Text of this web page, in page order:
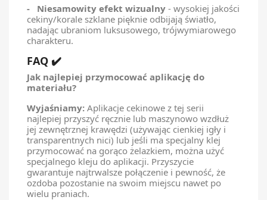
- Niesamowity efekt wizualny - wysokiej jakości
cekiny/korale szklane pięknie odbijają światło,
nadając ubraniom luksusowego, trójwymiarowego
charakteru.
FAQ ✔️
Jak najlepiej przymocować aplikację do
materiału?
Wyjaśniamy: Aplikacje cekinowe z tej serii
najlepiej przyszyć ręcznie lub maszynowo wzdłuż
jej zewnętrznej krawędzi (używając cienkiej igły i
transparentnych nici) lub jeśli ma specjalny klej
przymocować na gorąco żelazkiem, można użyć
specjalnego kleju do aplikacji. Przyszycie
gwarantuje najtrwalsze połączenie i pewność, że
ozdoba pozostanie na swoim miejscu nawet po
wielu praniach.